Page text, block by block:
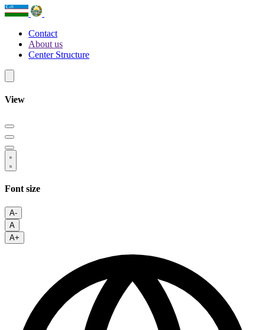
Contact
About us
Center Structure
View
Font size
A-
A
A+